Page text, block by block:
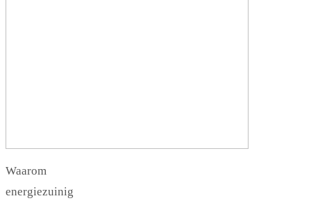
Waarom
energiezuinig